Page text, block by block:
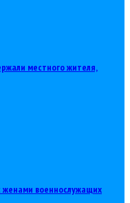
местного жителя,
женами военнослужащих